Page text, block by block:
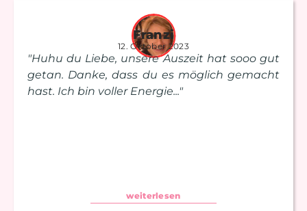
Franzi
12. Oktober 2023
"Huhu du Liebe, unsere Auszeit hat sooo gut
getan. Danke, dass du es möglich gemacht
hast. Ich bin voller Energie..."
weiterlesen